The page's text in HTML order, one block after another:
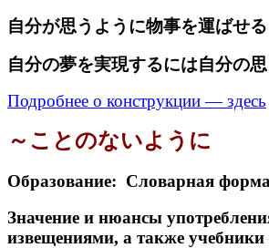
自分が思うように物事を運ばせる
自分の夢を実現するには自分の
Подробнее о конструкции — здесь
～ことのないように
Образование: Словарная форма
Значение и нюансы
извещениями, а также учебники